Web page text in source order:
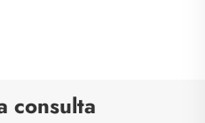
consulta